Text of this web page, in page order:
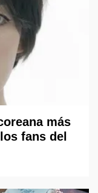
más
fans del